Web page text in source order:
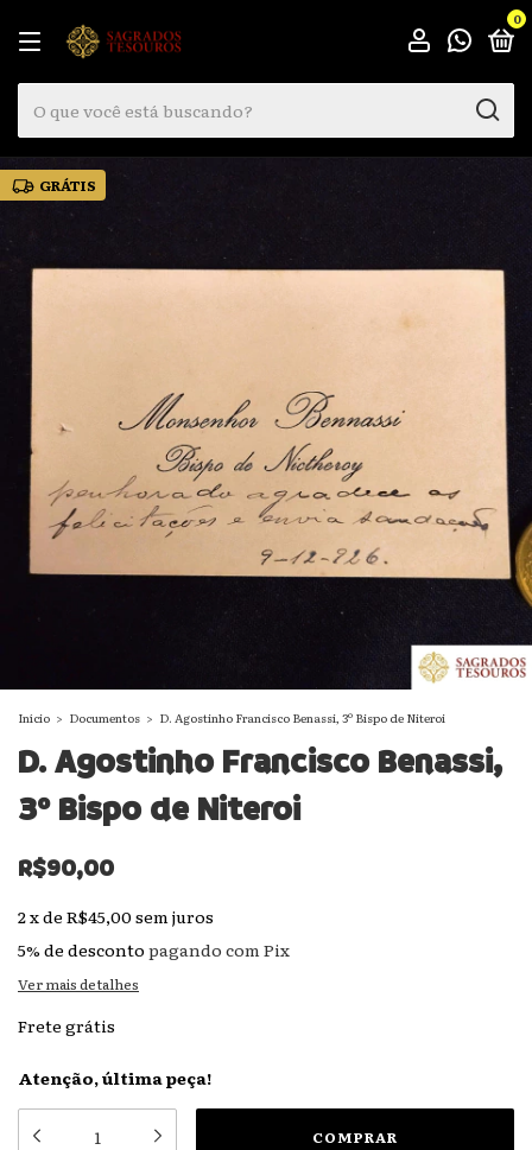
0
GRÁTIS
Início > Documentos > D. Agostinho Francisco Benassi, 3º Bispo de Niteroi
D. Agostinho Francisco Benassi,
3º Bispo de Niteroi
R$90,00
2xde R$45,00 sem juros
5% de desconto pagando com Pix
Ver mais detalhes
Frete grátis
Atenção, última peça!